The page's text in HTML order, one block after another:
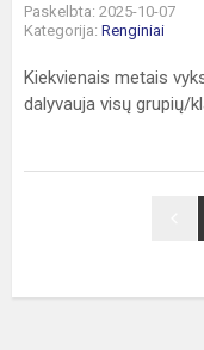
Paskelbta: 2025-10-07
Kategorija: Renginiai
Kiekvienais metais
dalyvauja visų grupių/